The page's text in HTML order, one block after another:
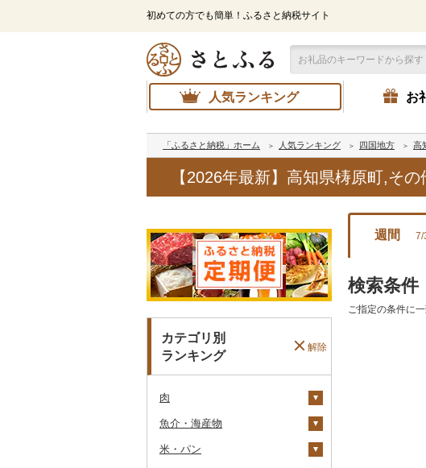
初めての方でも簡単！ふるさと納税サイト
人気ランキング お
「ふるさと納税」ホーム 人気ランキング 四国地方 高
【2026年最新】高知県梼原町,そ
カテゴリ別
ランキング
解除
肉
牛肉（精肉）
ステーキ
牛肉（加工品）
魚介・海産物
カニ
米・パン
週間 7/
検索条件
ご指定の条件に